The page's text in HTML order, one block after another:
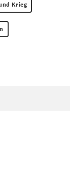
Krieg